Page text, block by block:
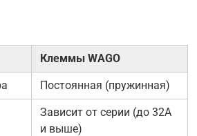
Клеммы WAGO
Постоянная (пружинная)
Зависит от серии (до 32А
и выше)